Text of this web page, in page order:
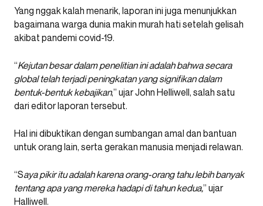
Yang nggak kalah menarik, laporan ini juga menunjukkan
bagaimana warga dunia makin murah hati setelah gelisah
akibat pandemi covid-19.
“Kejutan besar dalam penelitian ini adalah bahwa secara
global telah terjadi peningkatan yang signifikan dalam
bentuk-bentuk kebajikan,” ujar John Helliwell, salah satu
dari editor laporan tersebut.
Hal ini dibuktikan dengan sumbangan amal dan bantuan
untuk orang lain, serta gerakan manusia menjadi relawan.
“Saya pikir itu adalah karena orang-orang tahu lebih banyak
tentang apa yang mereka hadapi di tahun kedua,” ujar
Halliwell.